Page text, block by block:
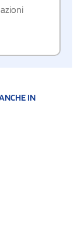
IN